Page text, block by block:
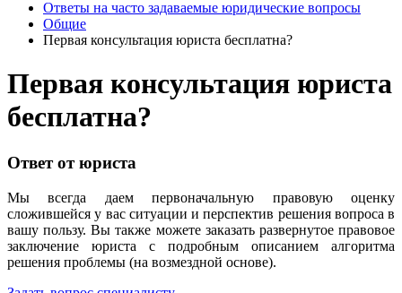
Ответы на часто задаваемые юридические вопросы
Общие
Первая консультация юриста бесплатна?
Первая консультация юриста
бесплатна?
Ответ от юриста
Мы всегда даем первоначальную правовую оценку
сложившейся у вас ситуации и перспектив решения вопроса в
вашу пользу. Вы также можете заказать развернутое правовое
заключение юриста с подробным описанием алгоритма
решения проблемы (на возмездной основе).